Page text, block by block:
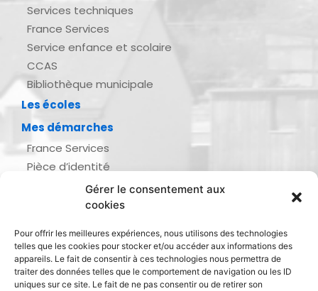
Gérer le consentement aux
cookies
Pour offrir les meilleures expériences, nous utilisons des technologies
telles que les cookies pour stocker et/ou accéder aux informations des
appareils. Le fait de consentir à ces technologies nous permettra de
traiter des données telles que le comportement de navigation ou les ID
uniques sur ce site. Le fait de ne pas consentir ou de retirer son
Services techniques
France Services
Service enfance et scolaire
CCAS
Bibliothèque municipale
Les écoles
Mes démarches
France Services
Pièce d’identité
Demande d’actes d’état civil
Inscription listes électorales
Recensement militaire
Le journal de ma ville